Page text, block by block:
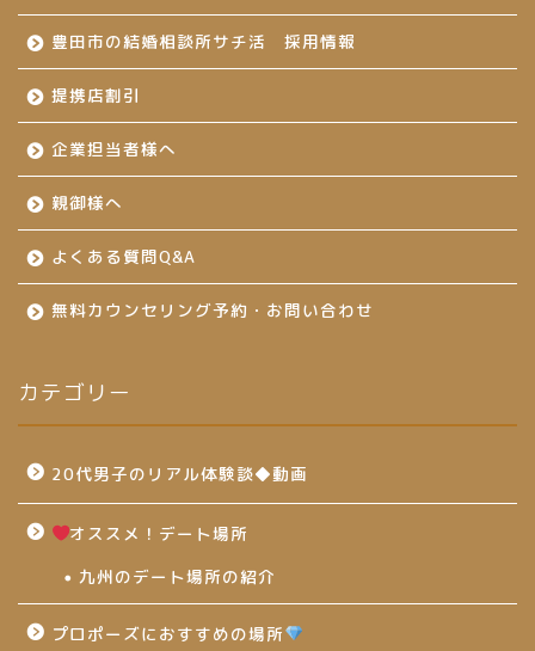
豊田市の結婚相談所サチ活 採用情報
提携店割引
企業担当者様へ
親御様へ
よくある質問Q&A
無料カウンセリング予約・お問い合わせ
カテゴリー
20代男子のリアル体験談◆動画
オススメ！デート場所
九州のデート場所の紹介
プロポーズにおすすめの場所